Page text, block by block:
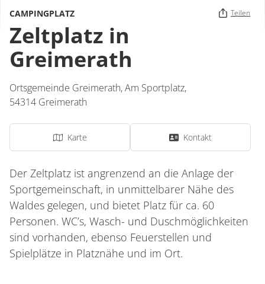
CAMPINGPLATZ Teilen
Zeltplatz in
Greimerath
Ortsgemeinde Greimerath,Am Sportplatz,
54314 Greimerath
Karte Kontakt
Der Zeltplatz ist angrenzend an die Anlage der
Sportgemeinschaft, in unmittelbarer Nähe des
Waldes gelegen, und bietet Platz für ca. 60
Personen. WC’s, Wasch- und Duschmöglichkeiten
sind vorhanden, ebenso Feuerstellen und
Spielplätze in Platznähe und im Ort.